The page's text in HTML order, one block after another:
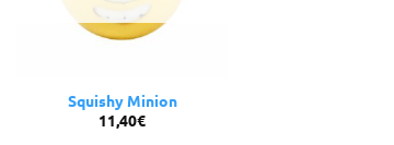
Squishy Minion
11,40€